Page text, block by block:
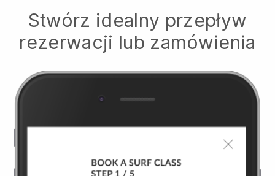
Stwórz idealny przepływ
rezerwacji lub zamówienia